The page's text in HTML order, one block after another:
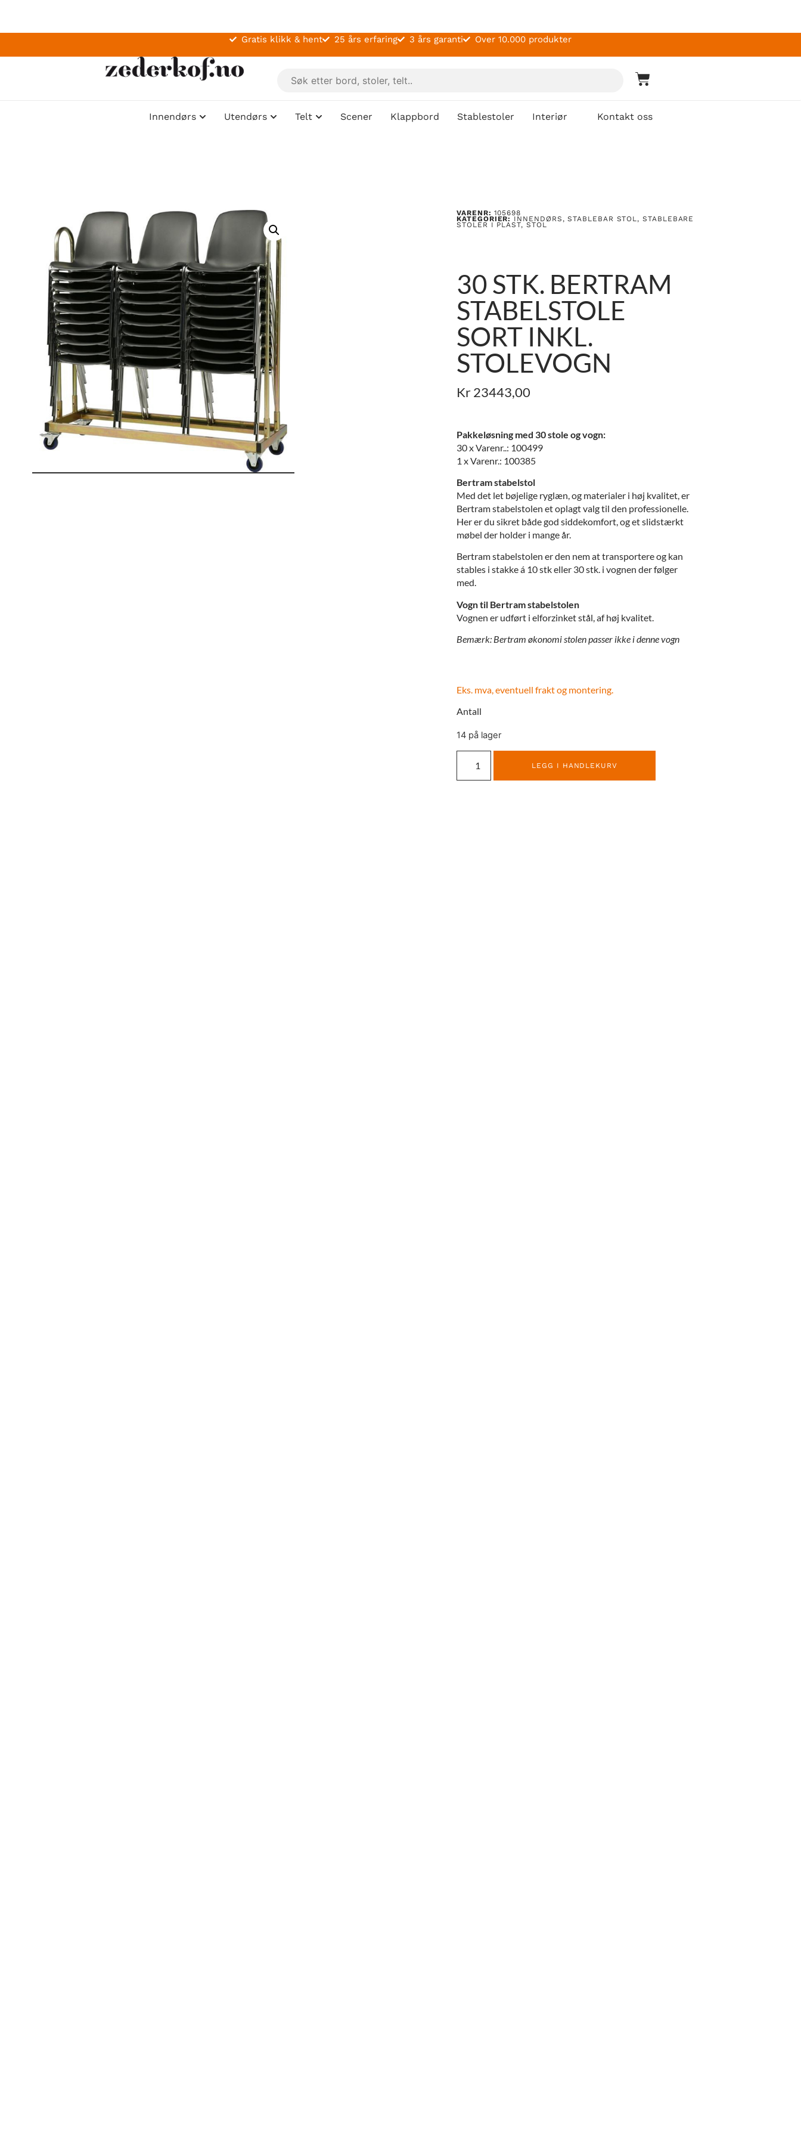
Gratis klikk & hent 25 års erfaring 3 års garanti Over 10.000 produkter
Innendørs Utendørs Telt Scener Klappbord Stablestoler Interiør Kontakt oss
VARENR: 105698
KATEGORIER: INNENDØRS ,STABLEBAR STOL ,STABLEBARE
STOLER I PLAST, STOL
30 STK. BERTRAM
STABELSTOLE
SORT INKL.
STOLEVOGN
Kr23443,00
Pakkeløsning med 30 stole og vogn:
30 x Varenr..: 100499
1 x Varenr.: 100385
Bertram stabelstol
Med det let bøjelige ryglæn, og materialer i høj kvalitet, er
Bertram stabelstolen et oplagt valg til den professionelle.
Her er du sikret både god siddekomfort, og et slidstærkt
møbel der holder i mange år.
Bertram stabelstolen er den nem at transportere og kan
stables i stakke á 10 stk eller 30 stk. i vognen der følger
med.
Vogn til Bertram stabelstolen
Vognen er udført i elforzinket stål, af høj kvalitet.
Bemærk: Bertram økonomi stolen passer ikke i denne vogn
Eks. mva, eventuell frakt og montering.
Antall
14 på lager
LEGG I HANDLEKURV